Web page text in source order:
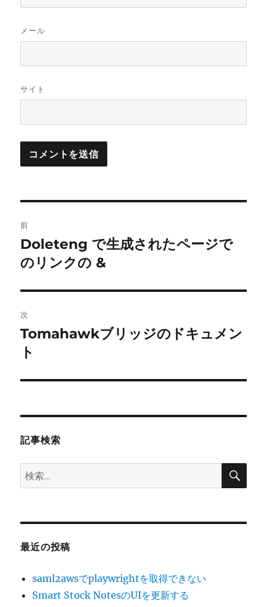
メール
サイト
稿
ナ
ビ
ゲ
ー
シ
ン
前
前
の
稿:
Doleteng で生成されたページで
のリンクの &
次
次
の
稿:
Tomahawkブリッジのドキュメン
ト
記事検索
検
索:
検
最近の投稿
saml2awsでplaywrightを取得できない
Smart Stock NotesのUIを更新する